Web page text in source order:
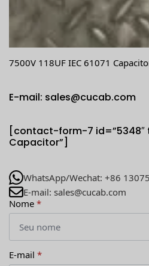
7500V 118UF IEC 61071
E-mail: sales@cucab.com
[contact-form-7 id=”5348″
Capacitor”]
WhatsApp/Wechat: +86
E-mail: sales@cucab.com
Nome *
E-mail *